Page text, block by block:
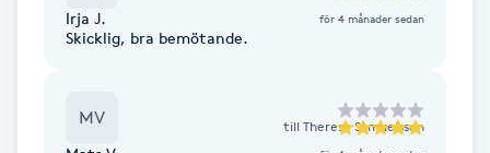
Friskvårdsmassage
Irja J. för 4 månader sedan
Skicklig, bra bemötande.
MV till Therese Samuelsson